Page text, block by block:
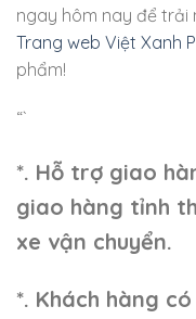
ngay hôm nay để trải
Trang web Việt Xanh
phẩm!
“`
*. Hỗ trợ giao
giao hàng tỉnh
xe vận chuyển.
*. Khách hàng